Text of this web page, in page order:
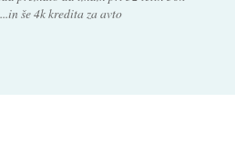
še 4k kredita za avto